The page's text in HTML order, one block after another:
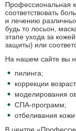
Профессиональная
соответствовать
и лечению
будь то лосьон,
этапе ухода за
защиты) или
На нашем сайте вы
пилинга;
коррекции
моделирования
СПА-программ;
отбеливания кожи